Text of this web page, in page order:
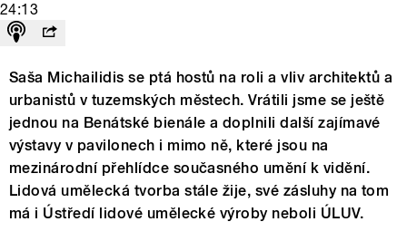
24:13
Saša Michailidis se ptá hostů na roli a vliv architektů a
urbanistů v tuzemských městech. Vrátili jsme se ještě
jednou na Benátské bienále a doplnili další zajímavé
výstavy v pavilonech i mimo ně, které jsou na
mezinárodní přehlídce současného umění k vidění.
Lidová umělecká tvorba stále žije, své zásluhy na tom
má i Ústředí lidové umělecké výroby neboli ÚLUV.